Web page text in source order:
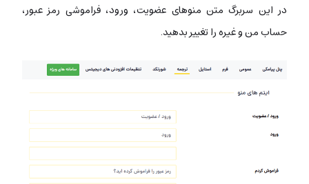
در این سربرگ متن منوهای عضویت، ورود، فراموشی رمز عبور،
حساب من و غیره را تغییر بدهید.